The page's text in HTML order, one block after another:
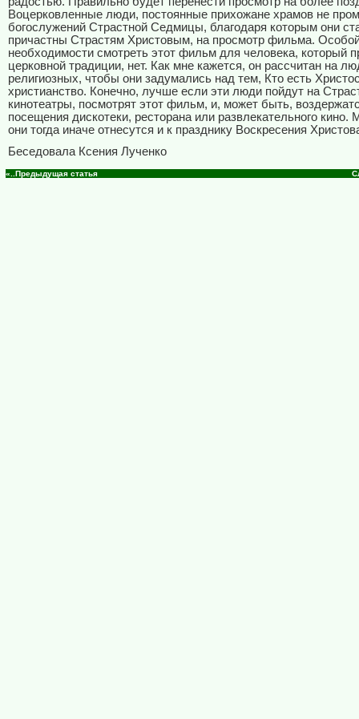
Воцерковленные люди, постоянные прихожане храмов не
богослужений Страстной Седмицы, благодаря которым они
причастны Страстям Христовым, на просмотр фильма.
необходимости смотреть этот фильм для человека, который
церковной традиции, нет. Как мне кажется, он рассчитан на
религиозных, чтобы они задумались над тем, Кто есть
христианство. Конечно, лучше если эти люди пойдут на
кинотеатры, посмотрят этот фильм, и, может быть,
посещения дискотеки, ресторана или развлекательного кино.
они тогда иначе отнесутся и к празднику Воскресения
Беседовала Ксения Лученко
«..Предыдущая статья